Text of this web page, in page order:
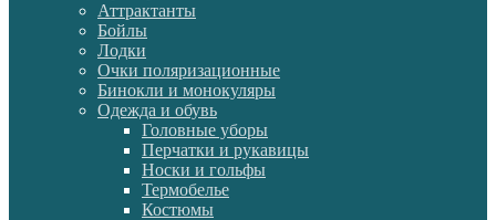
Аттрактанты
Бойлы
Лодки
Очки поляризационные
Бинокли и монокуляры
Одежда и обувь
Головные уборы
Перчатки и рукавицы
Носки и гольфы
Термобелье
Костюмы